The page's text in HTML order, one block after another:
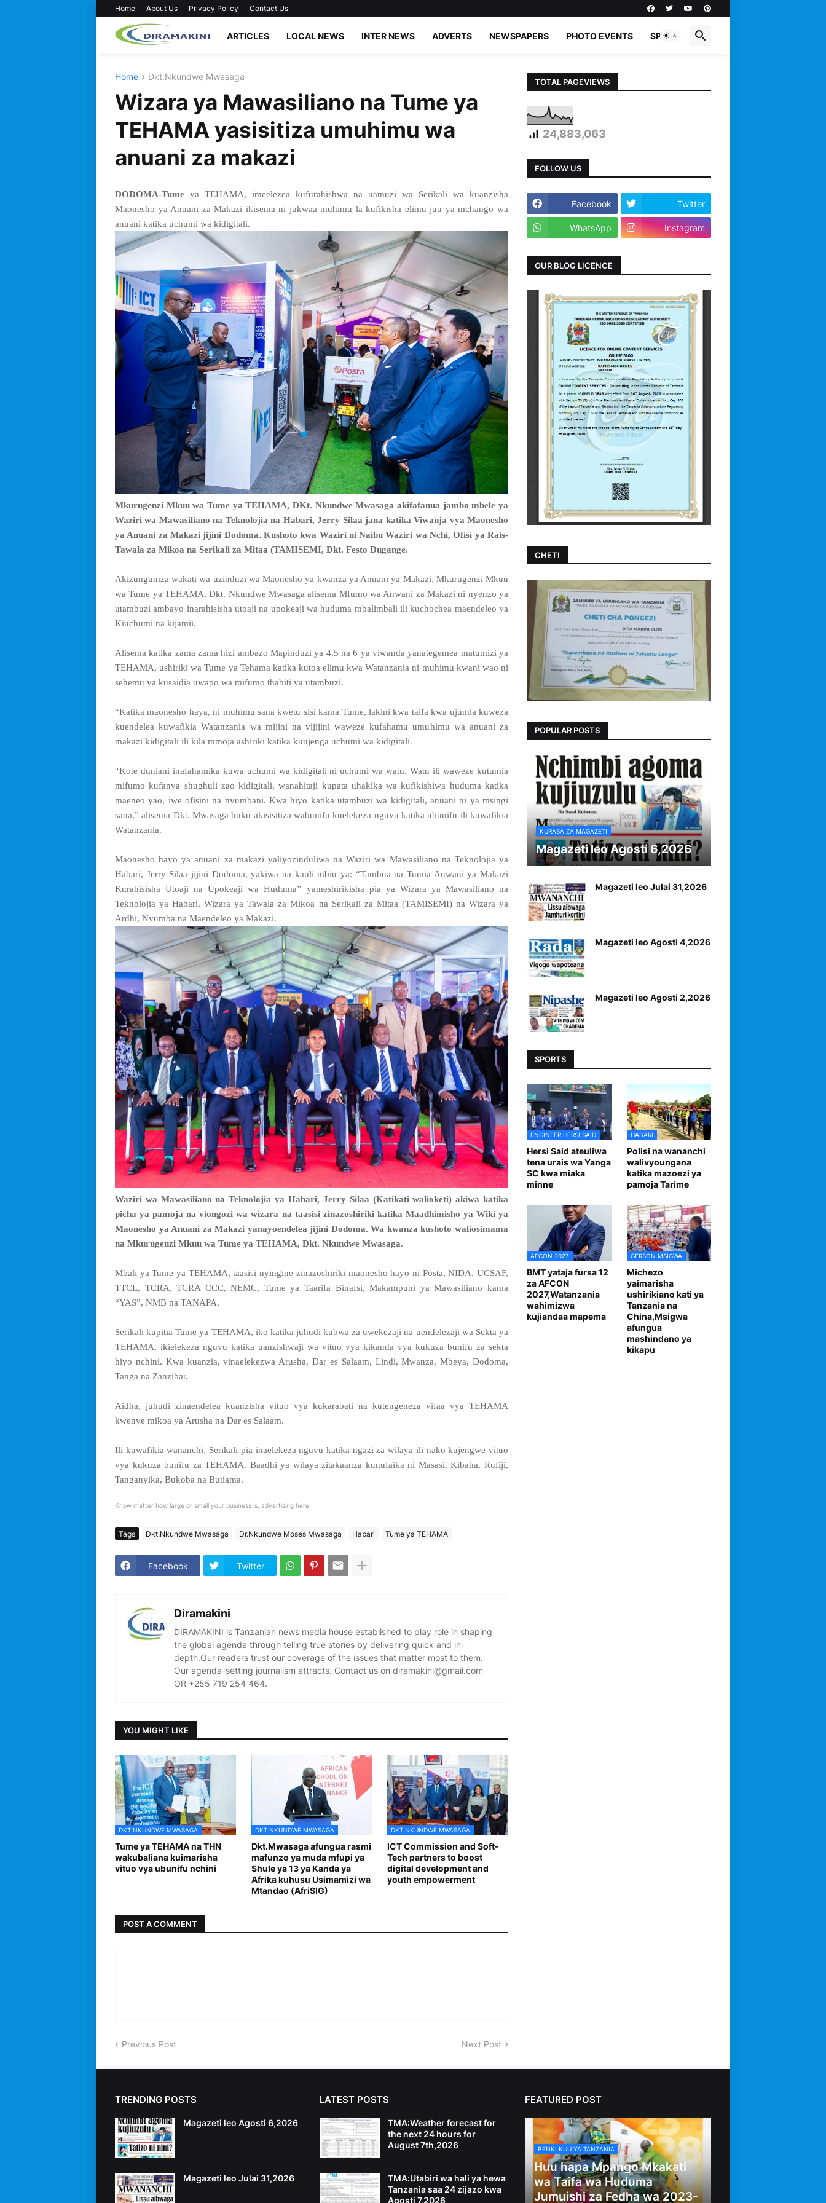
Home About Us Privacy Policy Contact Us
ARTICLES LOCAL NEWS INTER NEWS ADVERTS NEWSPAPERS PHOTO EVENTS SPORTS
Home Dkt.Nkundwe Mwasaga
Wizara ya Mawasiliano na Tume ya
TEHAMA yasisitiza umuhimu wa
anuani za makazi
DODOMA-Tume ya TEHAMA, imeelezea kufurahishwa na uamuzi wa Serikali wa kuanzisha
Maonesho ya Anuani za Makazi ikisema ni jukwaa muhimu la kufikisha elimu juu ya mchango wa
anuani katika uchumi wa kidigitali.
Mkurugenzi Mkuu wa Tume ya TEHAMA, DKt. Nkundwe Mwasaga akifafanua jambo mbele ya
Waziri wa Mawasiliano na Teknolojia na Habari, Jerry Silaa jana katika Viwanja vya Maonesho
ya Anuani za Makazi jijini Dodoma. Kushoto kwa Waziri ni Naibu Waziri wa Nchi, Ofisi ya Rais-
Tawala za Mikoa na Serikali za Mitaa (TAMISEMI, Dkt. Festo Dugange.
Akizungumza wakati wa uzinduzi wa Maonesho ya kwanza ya Anuani ya Makazi, Mkurugenzi Mkuu
wa Tume ya TEHAMA, Dkt. Nkundwe Mwasaga alisema Mfumo wa Anwani za Makazi ni nyenzo ya
utambuzi ambayo inarahisisha utoaji na upokeaji wa huduma mbalimbali ili kuchochea maendeleo ya
Kiuchumi na kijamii.
Alisema katika zama zama hizi ambazo Mapinduzi ya 4,5 na 6 ya viwanda yanategemea matumizi ya
TEHAMA, ushiriki wa Tume ya Tehama katika kutoa elimu kwa Watanzania ni muhimu kwani wao ni
sehemu ya kusaidia uwapo wa mifumo thabiti ya utambuzi.
“Katika maonesho haya, ni muhimu sana kwetu sisi kama Tume, lakini kwa taifa kwa ujumla kuweza
kuendelea kuwafikia Watanzania wa mijini na vijijini waweze kufahamu umuhimu wa anuani za
makazi kidigitali ili kila mmoja ashiriki katika kuujenga uchumi wa kidigitali.
“Kote duniani inafahamika kuwa uchumi wa kidigitali ni uchumi wa watu. Watu ili waweze kutumia
mifumo kufanya shughuli zao kidigitali, wanahitaji kupata uhakika wa kufikishiwa huduma katika
maeneo yao, iwe ofisini na nyumbani. Kwa hiyo katika utambuzi wa kidigitali, anuani ni ya msingi
sana,” alisema Dkt. Mwasaga huku akisisitiza wabunifu kuelekeza nguvu katika ubunifu ili kuwafikia
Watanzania.
Maonesho hayo ya anuani za makazi yaliyozinduliwa na Waziri wa Mawasiliano na Teknolojia ya
Habari, Jerry Silaa jijini Dodoma, yakiwa na kauli mbiu ya: “Tambua na Tumia Anwani ya Makazi
Kurahisisha Utoaji na Upokeaji wa Huduma” yameshirikisha pia ya Wizara ya Mawasiliano na
Teknolojia ya Habari, Wizara ya Tawala za Mikoa na Serikali za Mitaa (TAMISEMI) na Wizara ya
Ardhi, Nyumba na Maendeleo ya Makazi.
Waziri wa Mawasiliano na Teknolojia ya Habari, Jerry Silaa (Katikati walioketi) akiwa katika
picha ya pamoja na viongozi wa wizara na taasisi zinazoshiriki katika Maadhimisho ya Wiki ya
Maonesho ya Anuani za Makazi yanayoendelea jijini Dodoma. Wa kwanza kushoto waliosimama
na Mkurugenzi Mkuu wa Tume ya TEHAMA, Dkt. Nkundwe Mwasaga.
Mbali ya Tume ya TEHAMA, taasisi nyingine zinazoshiriki maonesho hayo ni Posta, NIDA, UCSAF,
TTCL, TCRA, TCRA CCC, NEMC, Tume ya Taarifa Binafsi, Makampuni ya Mawasiliano kama
“YAS”, NMB na TANAPA.
Serikali kupitia Tume ya TEHAMA, iko katika juhudi kubwa za uwekezaji na uendelezaji wa Sekta ya
TEHAMA, ikielekeza nguvu katika uanzishwaji wa vituo vya kikanda vya kukuza bunifu za sekta
hiyo nchini. Kwa kuanzia, vinaelekezwa Arusha, Dar es Salaam, Lindi, Mwanza, Mbeya, Dodoma,
Tanga na Zanzibar.
Aidha, juhudi zinaendelea kuanzisha vituo vya kukarabati na kutengeneza vifaa vya TEHAMA
kwenye mikoa ya Arusha na Dar es Salaam.
Ili kuwafikia wananchi, Serikali pia inaelekeza nguvu katika ngazi za wilaya ili nako kujengwe vituo
vya kukuza bunifu za TEHAMA. Baadhi ya wilaya zitakaanza kunufaika ni Masasi, Kibaha, Rufiji,
Tanganyika, Bukoba na Butiama.
Know matter how large or small your business is, advertising here
Tags Dkt.Nkundwe Mwasaga Dr.Nkundwe Moses Mwasaga Habari Tume ya TEHAMA
Facebook Twitter
Diramakini
DIRAMAKINI is Tanzanian news media house established to play role in shaping
the global agenda through telling true stories by delivering quick and in-
depth.Our readers trust our coverage of the issues that matter most to them.
Our agenda-setting journalism attracts. Contact us on diramakini@gmail.com
OR +255 719 254 464.
YOU MIGHT LIKE
DKT.NKUNDWE MWASAGA
Tume ya TEHAMA na THN
wakubaliana kuimarisha
vituo vya ubunifu nchini
DKT.NKUNDWE MWASAGA
Dkt.Mwasaga afungua rasmi
mafunzo ya muda mfupi ya
Shule ya 13 ya Kanda ya
Afrika kuhusu Usimamizi wa
Mtandao (AfriSIG)
DKT.NKUNDWE MWASAGA
ICT Commission and Soft-
Tech partners to boost
digital development and
youth empowerment
POST A COMMENT
Previous Post Next Post
TOTAL PAGEVIEWS
24,883,063
FOLLOW US
Facebook Twitter
WhatsApp Instagram
OUR BLOG LICENCE
CHETI
POPULAR POSTS
KURASA ZA MAGAZETI
Magazeti leo Agosti 6,2026
Magazeti leo Julai 31,2026
Magazeti leo Agosti 4,2026
Magazeti leo Agosti 2,2026
SPORTS
ENGINEER HERSI SAID
Hersi Said ateuliwa
tena urais wa Yanga
SC kwa miaka
minne
HABARI
Polisi na wananchi
walivyoungana
katika mazoezi ya
pamoja Tarime
AFCON 2027
BMT yataja fursa 12
za AFCON
2027,Watanzania
wahimizwa
kujiandaa mapema
GERSON MSIGWA
Michezo
yaimarisha
ushirikiano kati ya
Tanzania na
China,Msigwa
afungua
mashindano ya
kikapu
TRENDING POSTS
Magazeti leo Agosti 6,2026
Magazeti leo Julai 31,2026
LATEST POSTS
TMA:Weather forecast for
the next 24 hours for
August 7th,2026
TMA:Utabiri wa hali ya hewa
Tanzania saa 24 zijazo kwa
Agosti 7,2026
FEATURED POST
BENKI KUU YA TANZANIA
Huu hapa Mpango Mkakati
wa Taifa wa Huduma
Jumuishi za Fedha wa 2023-